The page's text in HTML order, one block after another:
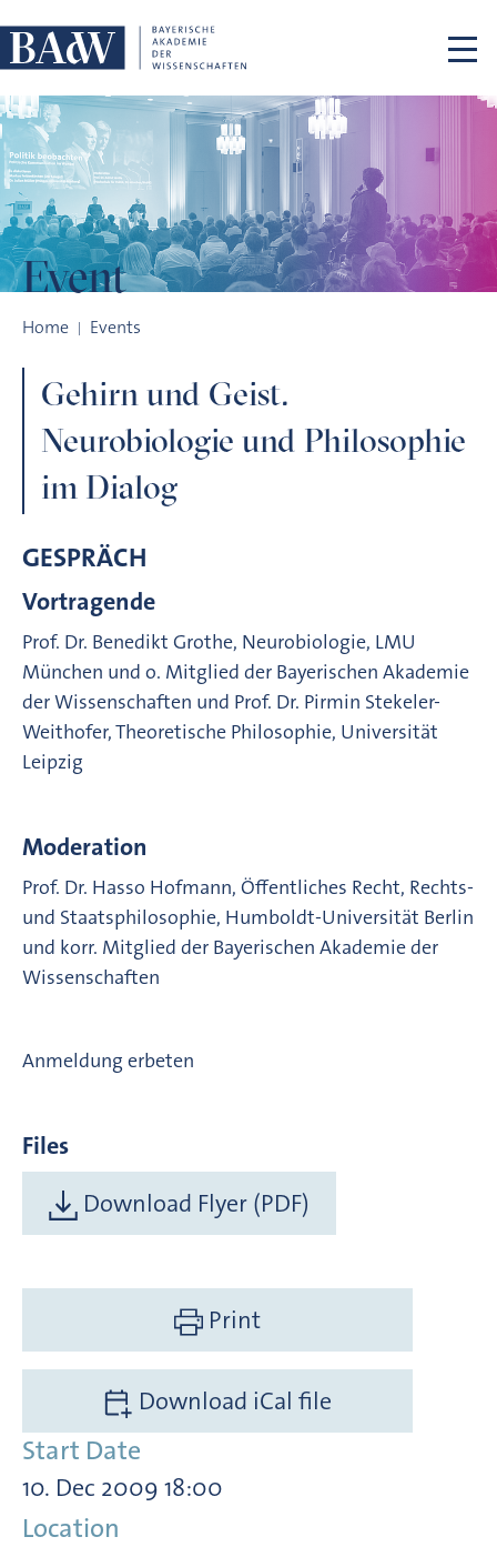
Event
Home Events
Gehirn und Geist.
Neurobiologie und Philosophie
im Dialog
GESPRÄCH
Vortragende
Prof. Dr. Benedikt Grothe, Neurobiologie, LMU
München und o. Mitglied der Bayerischen Akademie
der Wissenschaften und Prof. Dr. Pirmin Stekeler-
Weithofer, Theoretische Philosophie, Universität
Leipzig
Moderation
Prof. Dr. Hasso Hofmann, Öffentliches Recht, Rechts-
und Staatsphilosophie, Humboldt-Universität Berlin
und korr. Mitglied der Bayerischen Akademie der
Wissenschaften
Anmeldung erbeten
Files
Download Flyer (PDF)
Print
Download iCal file
Start Date
10. Dec 2009 18:00
Location